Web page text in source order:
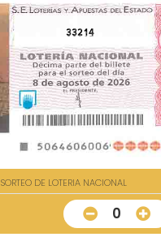
33214
SORTEO DE LOTERIA NACIONAL
0